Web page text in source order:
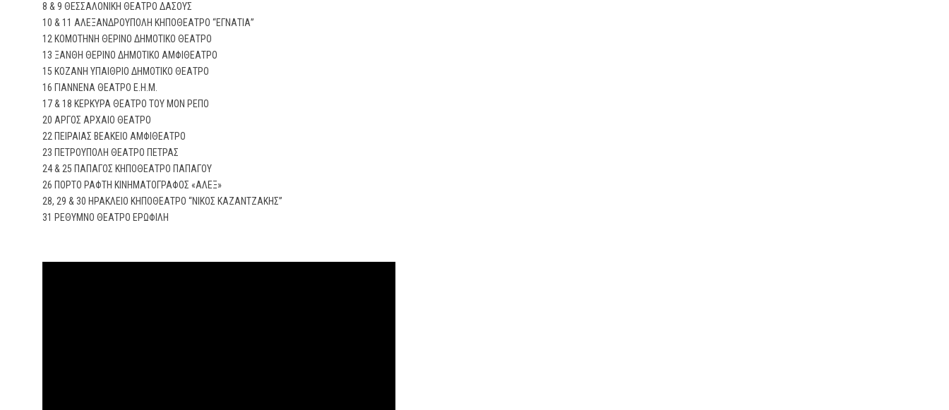
8 & 9 ΘΕΣΣΑΛΟΝΙΚΗ ΘΕΑΤΡΟ ΔΑΣΟΥΣ
10 & 11 ΑΛΕΞΑΝΔΡΟΥΠΟΛΗ ΚΗΠΟΘΕΑΤΡΟ “ΕΓΝΑΤΙΑ”
12 ΚΟΜΟΤΗΝΗ ΘΕΡΙΝΟ ΔΗΜΟΤΙΚΟ ΘΕΑΤΡΟ
13 ΞΑΝΘΗ ΘΕΡΙΝΟ ΔΗΜΟΤΙΚΟ ΑΜΦΙΘΕΑΤΡΟ
15 ΚΟΖΑΝΗ ΥΠΑΙΘΡΙΟ ΔΗΜΟΤΙΚΟ ΘΕΑΤΡΟ
16 ΓΙΑΝΝΕΝΑ ΘΕΑΤΡΟ Ε.Η.Μ.
17 & 18 ΚΕΡΚΥΡΑ ΘΕΑΤΡΟ ΤΟΥ ΜΟΝ ΡΕΠΟ
20 ΑΡΓΟΣ ΑΡΧΑΙΟ ΘΕΑΤΡΟ
22 ΠΕΙΡΑΙΑΣ ΒΕΑΚΕΙΟ ΑΜΦΙΘΕΑΤΡΟ
23 ΠΕΤΡΟΥΠΟΛΗ ΘΕΑΤΡΟ ΠΕΤΡΑΣ
24 & 25 ΠΑΠΑΓΟΣ ΚΗΠΟΘΕΑΤΡΟ ΠΑΠΑΓΟΥ
26 ΠΟΡΤΟ ΡΑΦΤΗ ΚΙΝΗΜΑΤΟΓΡΑΦΟΣ «ΑΛΕΞ»
28, 29 & 30 ΗΡΑΚΛΕΙΟ ΚΗΠΟΘΕΑΤΡΟ “ΝΙΚΟΣ ΚΑΖΑΝΤΖΑΚΗΣ”
31 ΡΕΘΥΜΝΟ ΘΕΑΤΡΟ ΕΡΩΦΙΛΗ